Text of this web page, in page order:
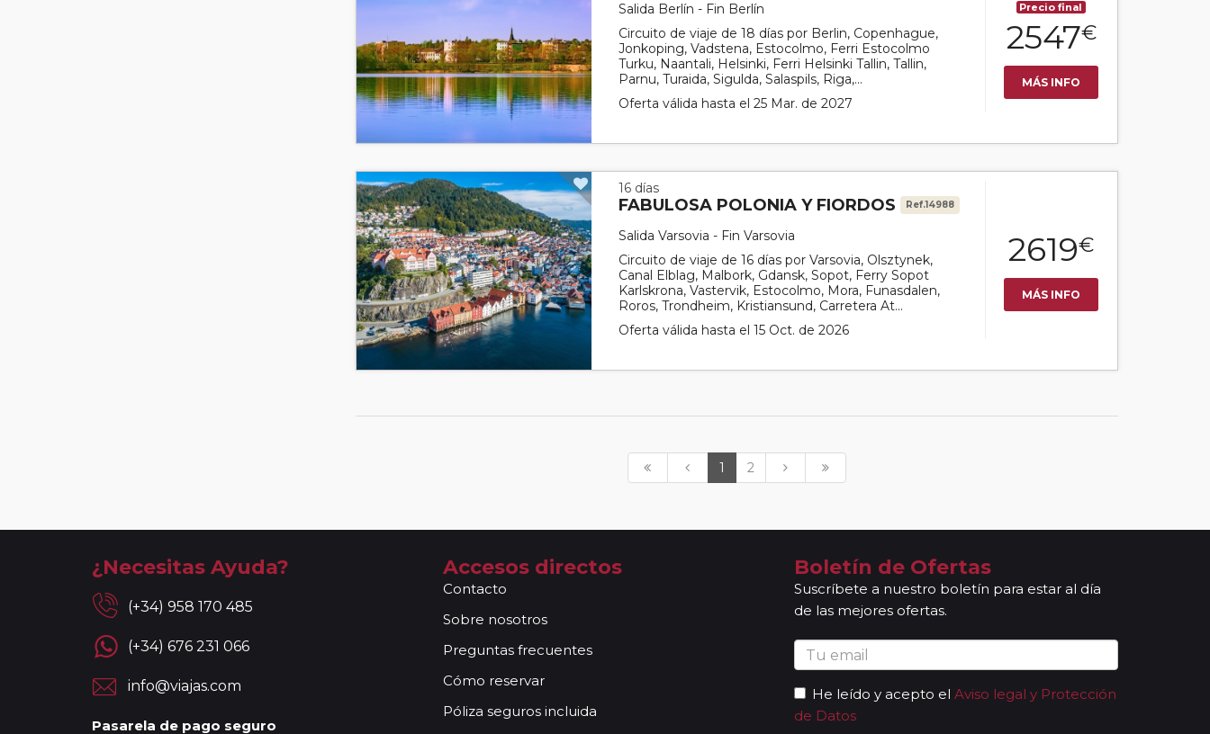
Salida Berlín - Fin Berlín
Circuito de viaje de 18 días por Berlin, Copenhague,
Jonkoping, Vadstena, Estocolmo, Ferri Estocolmo
Turku, Naantali, Helsinki, Ferri Helsinki Tallin, Tallin,
Parnu, Turaida, Sigulda, Salaspils, Riga,...
Oferta válida hasta el 25 Mar. de 2027
Precio final
2547€
MÁS INFO
16 días
FABULOSA POLONIA Y FIORDOS Ref.14988
Salida Varsovia - Fin Varsovia
Circuito de viaje de 16 días por Varsovia, Olsztynek,
Canal Elblag, Malbork, Gdansk, Sopot, Ferry Sopot
Karlskrona, Vastervik, Estocolmo, Mora, Funasdalen,
Roros, Trondheim, Kristiansund, Carretera At...
Oferta válida hasta el 15 Oct. de 2026
2619€
MÁS INFO
1 2
¿Necesitas Ayuda?
(+34) 958 170 485
(+34) 676 231 066
info@viajas.com
Pasarela de pago seguro
Accesos directos
Contacto
Sobre nosotros
Preguntas frecuentes
Cómo reservar
Póliza seguros incluida
Boletín de Ofertas
Suscríbete a nuestro boletín para estar al día
de las mejores ofertas.
He leído y acepto el Aviso legal y Protección
de Datos